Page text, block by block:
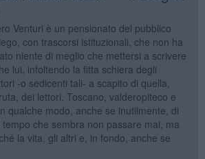
Venturi è un pensionato del pubblico
con trascorsi istituzionali, che non ha
niente di meglio che mettersi a scrivere
lui, infoltendo la fitta schiera degli
-o sedicenti tali- a scapito di quella,
dei lettori. Toscano, valderopiteco e
qualche modo, anche se inutilmente, di
che sembra non passare mai, ma
la vita, gli altri e, in fondo, anche se